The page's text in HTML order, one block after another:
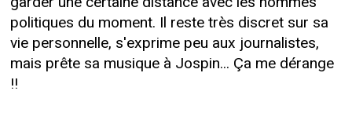
politiques du moment. Il reste très discret sur sa
vie personnelle, s'exprime peu aux journalistes,
mais prête sa musique à Jospin... Ça me dérange
!!